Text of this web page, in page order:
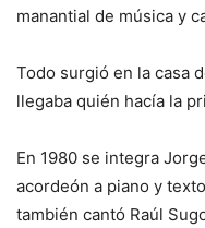
manantial de música y
Todo surgió en la casa
llegaba quién hacía la
En 1980 se integra
acordeón a piano y
también cantó Raúl